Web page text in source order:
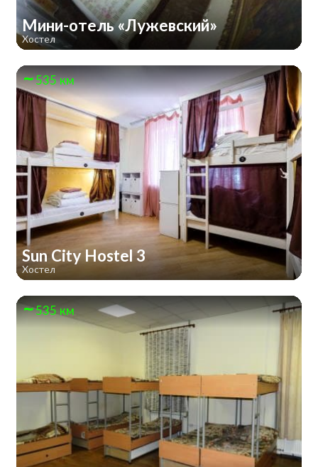
Мини-отель «Лужевский»
Хостел
535 км
Sun City Hostel 3
Хостел
535 км